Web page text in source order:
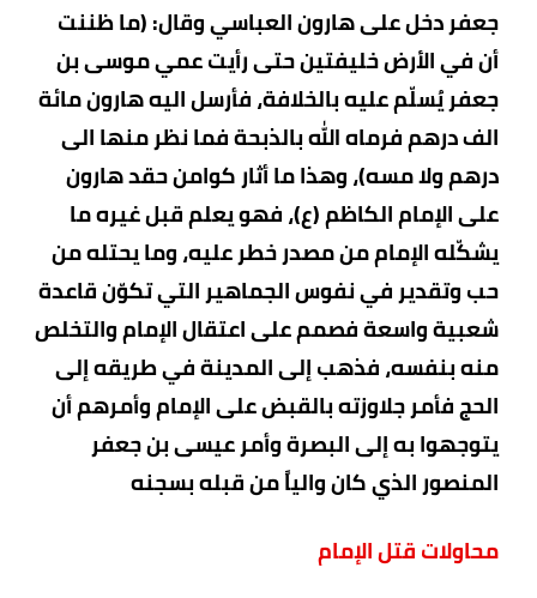
جعفر دخل على هارون العباسي وقال: (ما ظننت
أن في الأرض خليفتين حتى رأيت عمي موسى بن
جعفر يُسلّم عليه بالخلافة، فأرسل اليه هارون مائة
الف درهم فرماه الله بالذبحة فما نظر منها الى
درهم ولا مسه)، وهذا ما أثار كوامن حقد هارون
على الإمام الكاظم (ع)، فهو يعلم قبل غيره ما
يشكّله الإمام من مصدر خطر عليه، وما يحتله من
حب وتقدير في نفوس الجماهير التي تكوّن قاعدة
شعبية واسعة فصمم على اعتقال الإمام والتخلص
منه بنفسه، فذهب إلى المدينة في طريقه إلى
الحج فأمر جلاوزته بالقبض على الإمام وأمرهم أن
يتوجهوا به إلى البصرة وأمر عيسى بن جعفر
المنصور الذي كان والياً من قبله بسجنه
محاولات قتل الإمام